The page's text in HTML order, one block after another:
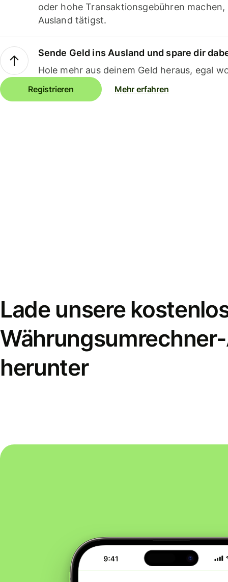
oder hohe Transaktionsgebühren
Ausland tätigst.
Sende Geld ins Ausland und spare dir
Hole mehr aus deinem Geld heraus, egal
Registrieren Mehr erfahren
Lade unsere
herunter